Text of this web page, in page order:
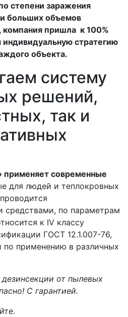
степени заражения
больших объемов
пришла к 100%
индивидуальную стратегию
объекта.
систему
решений,
так и
применяет современные
для людей и теплокровных
средствами, по параметрам
к IV классу
ГОСТ 12.1.007-76,
по применению в различных
от пылевых
С гарантией.